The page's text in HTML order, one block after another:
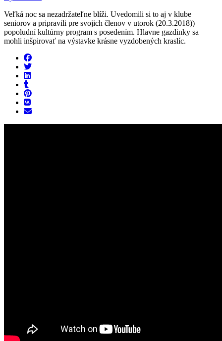
Veľká noc sa nezadržateľne blíži. Uvedomili si to aj v klube
seniorov a pripravili pre svojich členov v utorok (20.3.2018))
popoludní kultúrny program s posedením. Hlavne gazdinky sa
mohli inšpirovať na výstavke krásne vyzdobených kraslíc.